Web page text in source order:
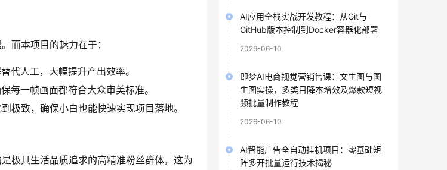
而本项目的魅力在于：
代人工，大幅提升产出效率。
每一帧画面都符合大众审美标准。
极致，确保小白也能快速实现项目落地。
极具生活品质追求的高精准粉丝群体，这为
AI应用全栈实战开发教程：从Git与
GitHub版本控制到Docker容器化部署
2026-06-10
即梦AI电商视觉营销售课：文生图与图
生图实操，多类目降本增效及爆款短视
频批量制作教程
2026-06-10
AI智能广告全自动挂机项目：零基础矩
阵多开批量运行技术揭秘